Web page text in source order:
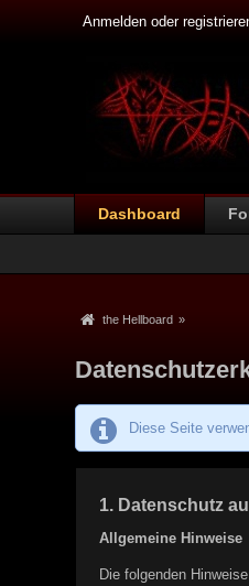
Anmelden oder
Dashboard
the Hellboard »
Diese Seite
1. Datenschutz
Allgemeine Hinweise
Die folgenden